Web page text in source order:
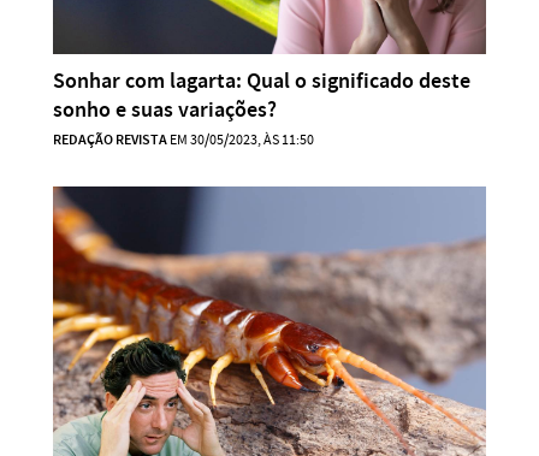
Sonhar com lagarta: Qual o significado deste
sonho e suas variações?
REDAÇÃO REVISTAEM 30/05/2023, ÀS 11:50